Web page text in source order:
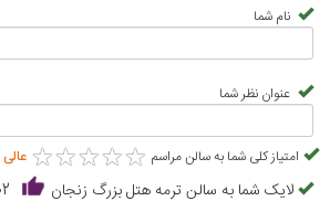
نام شما
عنوان نظر شما
امتیاز کلی شما به سالن مراسم ★★★★★
★★★★★ عالی
لایک شما به سالن ترمه هتل بزرگ زنجان